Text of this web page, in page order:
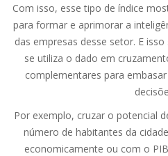
Com isso, esse tipo de índice
para formar e aprimorar a
das empresas desse setor. E
se utiliza o dado em
complementares para
Por exemplo, cruzar o potencial
número de habitantes da
economicamente ou com o